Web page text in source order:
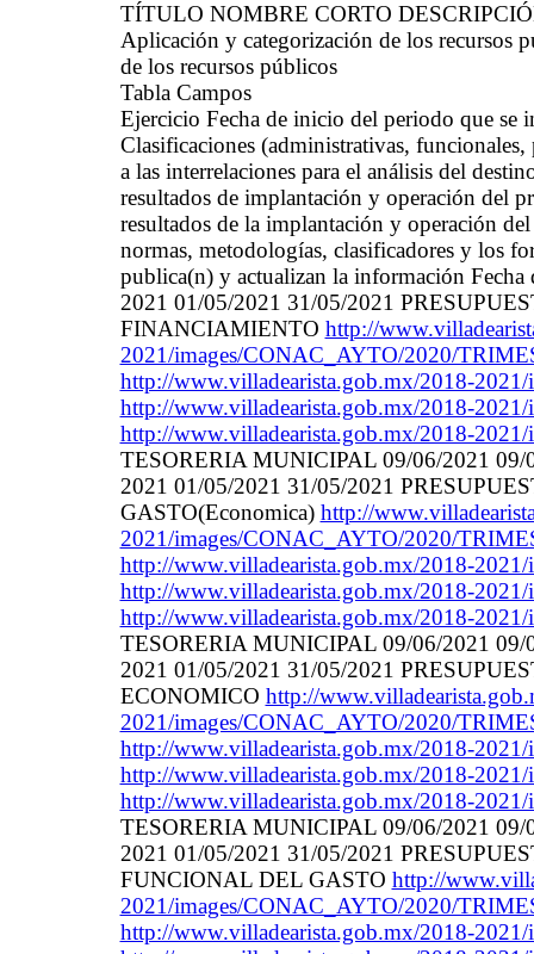
TÍTULO NOMBRE CORTO
Aplicación y categorización de los
de los recursos públicos
Tabla Campos
Ejercicio Fecha de inicio del periodo que se
Clasificaciones (administrativas,
a las interrelaciones para el análisis del
resultados de implantación y operación del
resultados de la implantación y operación
normas, metodologías, clasificadores y los
publica(n) y actualizan la información
2021 01/05/2021 31/05/2021
FINANCIAMIENTO http://
2021/images/CONAC_AYTO/2020/
http://www.villadearista.gob.mx/2018-
http://www.villadearista.gob.mx/2018-
http://www.villadearista.gob.mx/2018-
TESORERIA MUNICIPAL 09/06/2021 09/
2021 01/05/2021 31/05/2021
GASTO(Economica) http://
2021/images/CONAC_AYTO/2020/
http://www.villadearista.gob.mx/2018-
http://www.villadearista.gob.mx/2018-
http://www.villadearista.gob.mx/2018-
TESORERIA MUNICIPAL 09/06/2021 09/
2021 01/05/2021 31/05/2021
ECONOMICO http://
2021/images/CONAC_AYTO/2020/
http://www.villadearista.gob.mx/2018-
http://www.villadearista.gob.mx/2018-
http://www.villadearista.gob.mx/2018-
TESORERIA MUNICIPAL 09/06/2021 09/
2021 01/05/2021 31/05/2021
FUNCIONAL DEL GASTO http://
2021/images/CONAC_AYTO/2020/
http://www.villadearista.gob.mx/2018-